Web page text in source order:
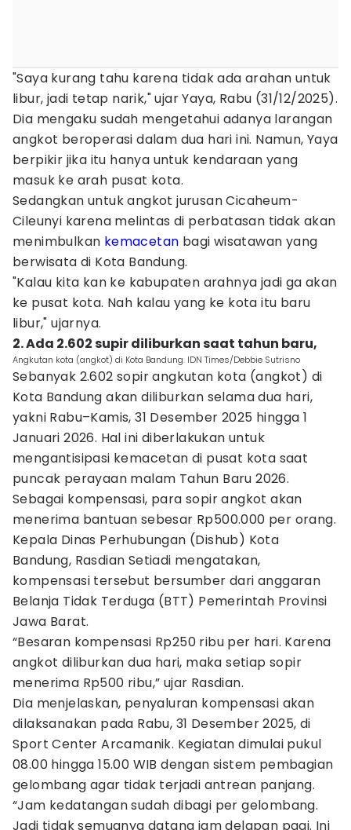
"Saya kurang tahu karena tidak ada arahan untuk
libur, jadi tetap narik," ujar Yaya, Rabu (31/12/2025).
Dia mengaku sudah mengetahui adanya larangan
angkot beroperasi dalam dua hari ini. Namun, Yaya
berpikir jika itu hanya untuk kendaraan yang
masuk ke arah pusat kota.
Sedangkan untuk angkot jurusan Cicaheum-
Cileunyi karena melintas di perbatasan tidak akan
menimbulkan kemacetan bagi wisatawan yang
berwisata di Kota Bandung.
"Kalau kita kan ke kabupaten arahnya jadi ga akan
ke pusat kota. Nah kalau yang ke kota itu baru
libur," ujarnya.
2. Ada 2.602 supir diliburkan saat tahun baru,
Angkutan kota (angkot) di Kota Bandung. IDN Times/Debbie Sutrisno
Sebanyak 2.602 sopir angkutan kota (angkot) di
Kota Bandung akan diliburkan selama dua hari,
yakni Rabu–Kamis, 31 Desember 2025 hingga 1
Januari 2026. Hal ini diberlakukan untuk
mengantisipasi kemacetan di pusat kota saat
puncak perayaan malam Tahun Baru 2026.
Sebagai kompensasi, para sopir angkot akan
menerima bantuan sebesar Rp500.000 per orang.
Kepala Dinas Perhubungan (Dishub) Kota
Bandung, Rasdian Setiadi mengatakan,
kompensasi tersebut bersumber dari anggaran
Belanja Tidak Terduga (BTT) Pemerintah Provinsi
Jawa Barat.
“Besaran kompensasi Rp250 ribu per hari. Karena
angkot diliburkan dua hari, maka setiap sopir
menerima Rp500 ribu,” ujar Rasdian.
Dia menjelaskan, penyaluran kompensasi akan
dilaksanakan pada Rabu, 31 Desember 2025, di
Sport Center Arcamanik. Kegiatan dimulai pukul
08.00 hingga 15.00 WIB dengan sistem pembagian
gelombang agar tidak terjadi antrean panjang.
“Jam kedatangan sudah dibagi per gelombang.
Jadi tidak semuanya datang jam delapan pagi. Ini